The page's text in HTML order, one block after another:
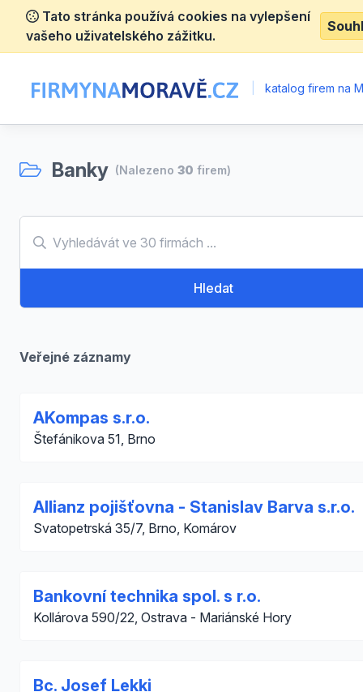
Tato stránka používá cookies na vylepšení
vašeho uživatelského zážitku.
katalog firem na
Banky (Nalezeno 30 firem)
Hledat
Veřejné záznamy
AKompas s.r.o.
Štefánikova 51, Brno
Allianz pojišťovna - Stanislav Barva s.r.o.
Svatopetrská 35/7, Brno, Komárov
Bankovní technika spol. s r.o.
Kollárova 590/22, Ostrava - Mariánské Hory
Bc. Josef Lekki